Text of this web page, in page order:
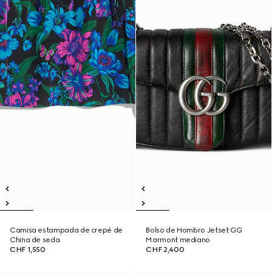
Camisa estampada de crepé de
China de seda
CHF 1,550
Bolso de Hombro Jetset GG
Marmont mediano
CHF 2,400